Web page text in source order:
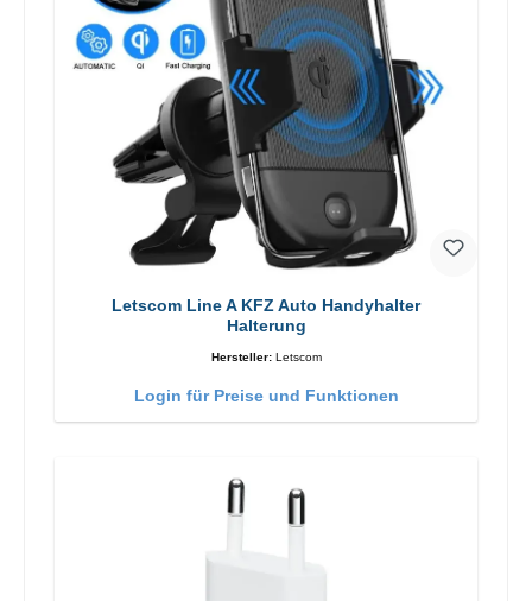
Letscom Line A KFZ Auto Handyhalter
Halterung
Hersteller: Letscom
Login für Preise und Funktionen